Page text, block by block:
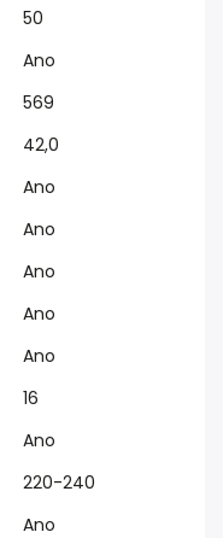
50
Ano
569
42,0
Ano
Ano
Ano
Ano
Ano
16
Ano
220-240
Ano